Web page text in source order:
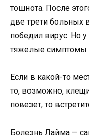
тошнота. После
две трети больных
победил вирус. Но
тяжелые симптомы
Если в какой-то
то, возможно,
повезет, то
Болезнь Лайма —